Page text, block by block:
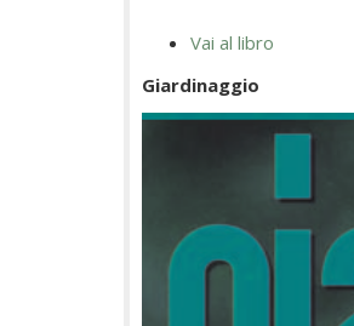
Vai al libro
Giardinaggio